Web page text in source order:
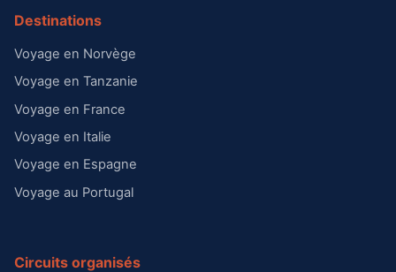
Destinations
Voyage en Norvège
Voyage en Tanzanie
Voyage en France
Voyage en Italie
Voyage en Espagne
Voyage au Portugal
Circuits organisés